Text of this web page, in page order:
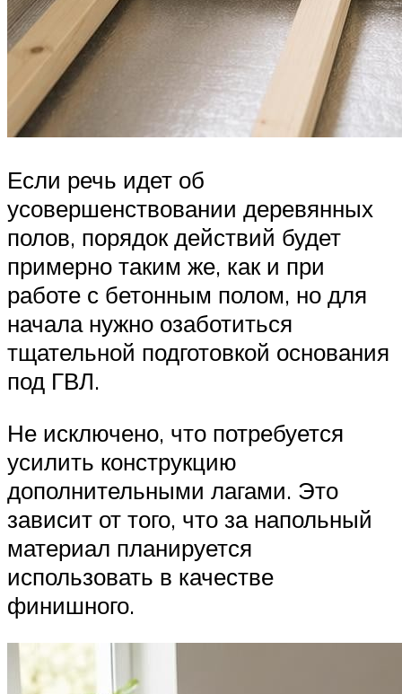
Если речь идет об
усовершенствовании деревянных
полов, порядок действий будет
примерно таким же, как и при
работе с бетонным полом, но для
начала нужно озаботиться
тщательной подготовкой основания
под ГВЛ.
Не исключено, что потребуется
усилить конструкцию
дополнительными лагами. Это
зависит от того, что за напольный
материал планируется
использовать в качестве
финишного.